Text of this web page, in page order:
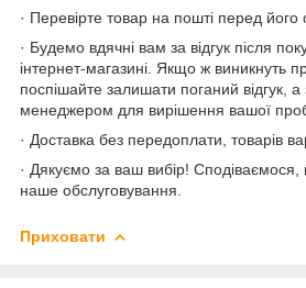
· Перевірте товар на пошті перед його
· Будемо вдячні вам за відгук після
інтернет-магазині. Якщо ж виникнуть
поспішайте залишати поганий відгук, а
менеджером для вирішення вашої
· Доставка без передоплати, товарів
· Дякуємо за ваш вибір!
наше обслуговування.
Приховати